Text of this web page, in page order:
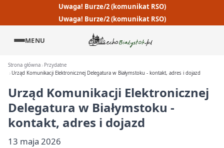
Uwaga! Burze/2 (komunikat RSO)
Uwaga! Burze/2 (komunikat RSO)
MENU
Strona główna
Przydatne
Urząd Komunikacji Elektronicznej Delegatura w Białymstoku - kontakt, adres i dojazd
Urząd Komunikacji Elektronicznej
Delegatura w Białymstoku -
kontakt, adres i dojazd
13 maja 2026